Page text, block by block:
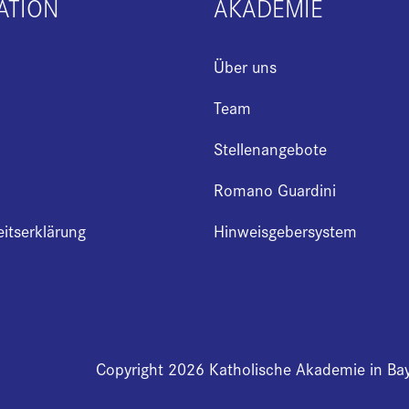
AKADEMIE
Über uns
Team
Stellenangebote
Romano Guardini
Hinweisgebersystem
Copyright 2026 Katholische Akademie in